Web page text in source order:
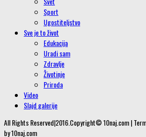
Sport
Ugostiteljstvo
Sve je to život
Edukacija
Uradi sam
Zdravlje
Životinje
Priroda
Video
Slajd galerije
All Rights Reserved|2016.Copyright© 10naj.com |
by 10naj.com